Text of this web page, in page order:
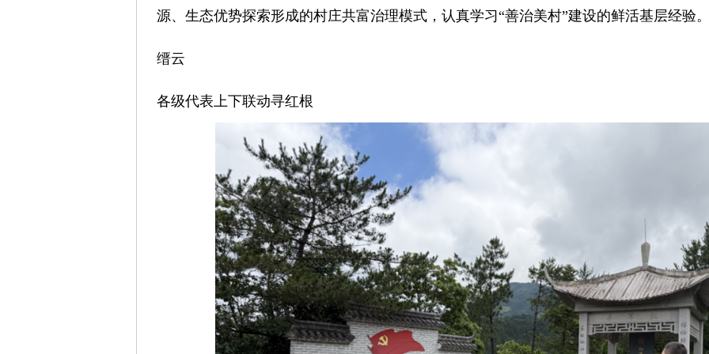
源、生态优势探索形成的村庄共富治理模式，认真学习“善治美村”建设的鲜活基层经验
缙云
各级代表上下联动寻红根